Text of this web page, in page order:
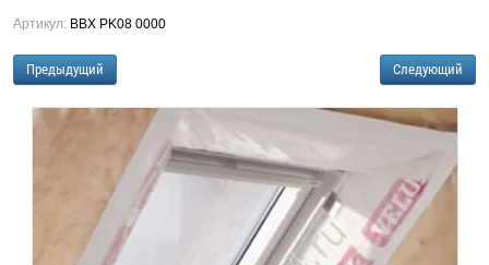
Артикул: BBX PK08 0000
Предыдущий Следующий